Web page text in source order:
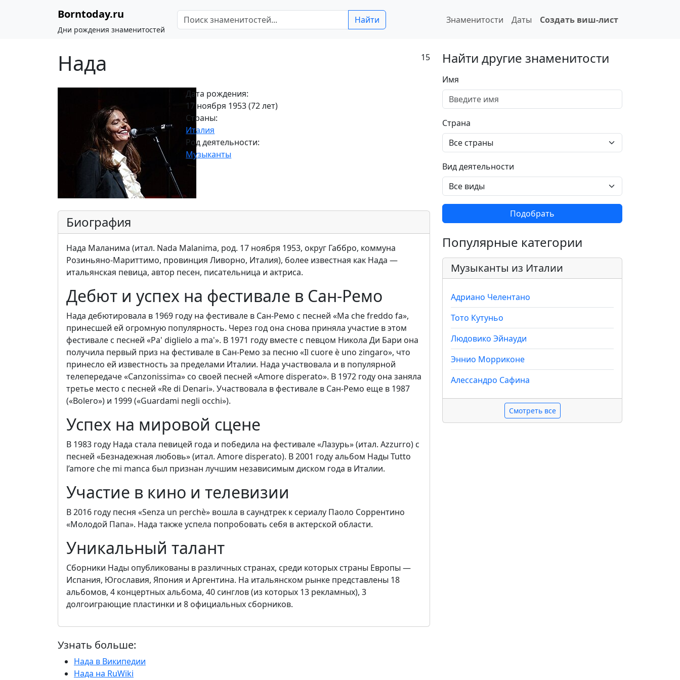
Borntoday.ru
Дни рождения знаменитостей
Найти Знаменитости Даты Создать виш-лист
Нада 15
Дата рождения:
17 ноября 1953 (72 лет)
Страны:
Италия
Род деятельности:
Музыканты
Биография
Нада Маланима (итал. Nada Malanima, род. 17 ноября 1953, округ Габбро, коммуна
Розиньяно-Мариттимо, провинция Ливорно, Италия), более известная как Нада —
итальянская певица, автор песен, писательница и актриса.
Дебют и успех на фестивале в Сан-Ремо
Нада дебютировала в 1969 году на фестивале в Сан-Ремо c песней «Ma che freddo fa»,
принесшей ей огромную популярность. Через год она снова приняла участие в этом
фестивале с песней «Pa' diglielo a ma'». В 1971 году вместе с певцом Никола Ди Бари она
получила первый приз на фестивале в Сан-Ремо за песню «Il cuore è uno zingaro», что
принесло ей известность за пределами Италии. Нада участвовала и в популярной
телепередаче «Canzonissima» со своей песней «Amore disperato». В 1972 году она заняла
третье место с песней «Re di Denari». Участвовала в фестивале в Сан-Ремо еще в 1987
(«Bolero») и 1999 («Guardami negli occhi»).
Успех на мировой сцене
В 1983 году Нада стала певицей года и победила на фестивале «Лазурь» (итал. Azzurro) с
песней «Безнадежная любовь» (итал. Amore disperato). В 2001 году альбом Нады Tutto
l’amore che mi manca был признан лучшим независимым диском года в Италии.
Участие в кино и телевизии
В 2016 году песня «Senza un perchè» вошла в саундтрек к сериалу Паоло Соррентино
«Молодой Папа». Нада также успела попробовать себя в актерской области.
Уникальный талант
Сборники Нады опубликованы в различных странах, среди которых страны Европы —
Испания, Югославия, Япония и Аргентина. На итальянском рынке представлены 18
альбомов, 4 концертных альбома, 40 синглов (из которых 13 рекламных), 3
долгоиграющие пластинки и 8 официальных сборников.
Узнать больше:
Нада в Википедии
Нада на RuWiki
Найти другие знаменитости
Имя
Страна
Вид деятельности
Подобрать
Популярные категории
Музыканты из Италии
Адриано Челентано
Тото Кутуньо
Людовико Эйнауди
Эннио Морриконе
Алессандро Сафина
Смотреть все